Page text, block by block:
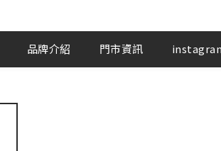
品牌介紹 門市資訊